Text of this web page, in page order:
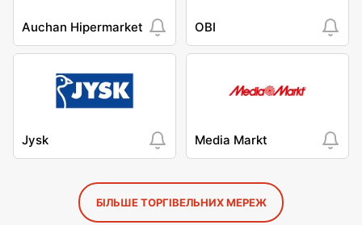
Auchan Hipermarket OBI
Jysk Media Markt
БІЛЬШЕ ТОРГІВЕЛЬНИХ МЕРЕЖ